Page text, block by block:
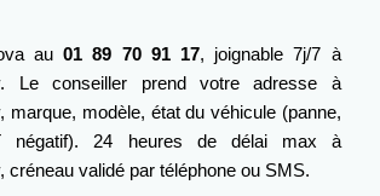
au01 89 70 91 17, joignable 7j/7 à
Le conseiller prend votre adresse à
marque, modèle, état du véhicule (panne,
négatif). 24 heures de délai max à
créneau validé par téléphone ou SMS.